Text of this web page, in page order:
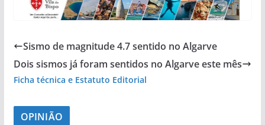
Sismo de magnitude 4.7 sentido no Algarve
Dois sismos já foram sentidos no Algarve este mês
Ficha técnica e Estatuto Editorial
OPINIÃO